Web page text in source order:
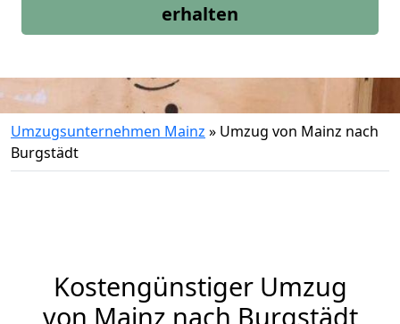
erhalten
Umzugsunternehmen Mainz » Umzug von Mainz nach
Burgstädt
Kostengünstiger Umzug
von Mainz nach Burgstädt